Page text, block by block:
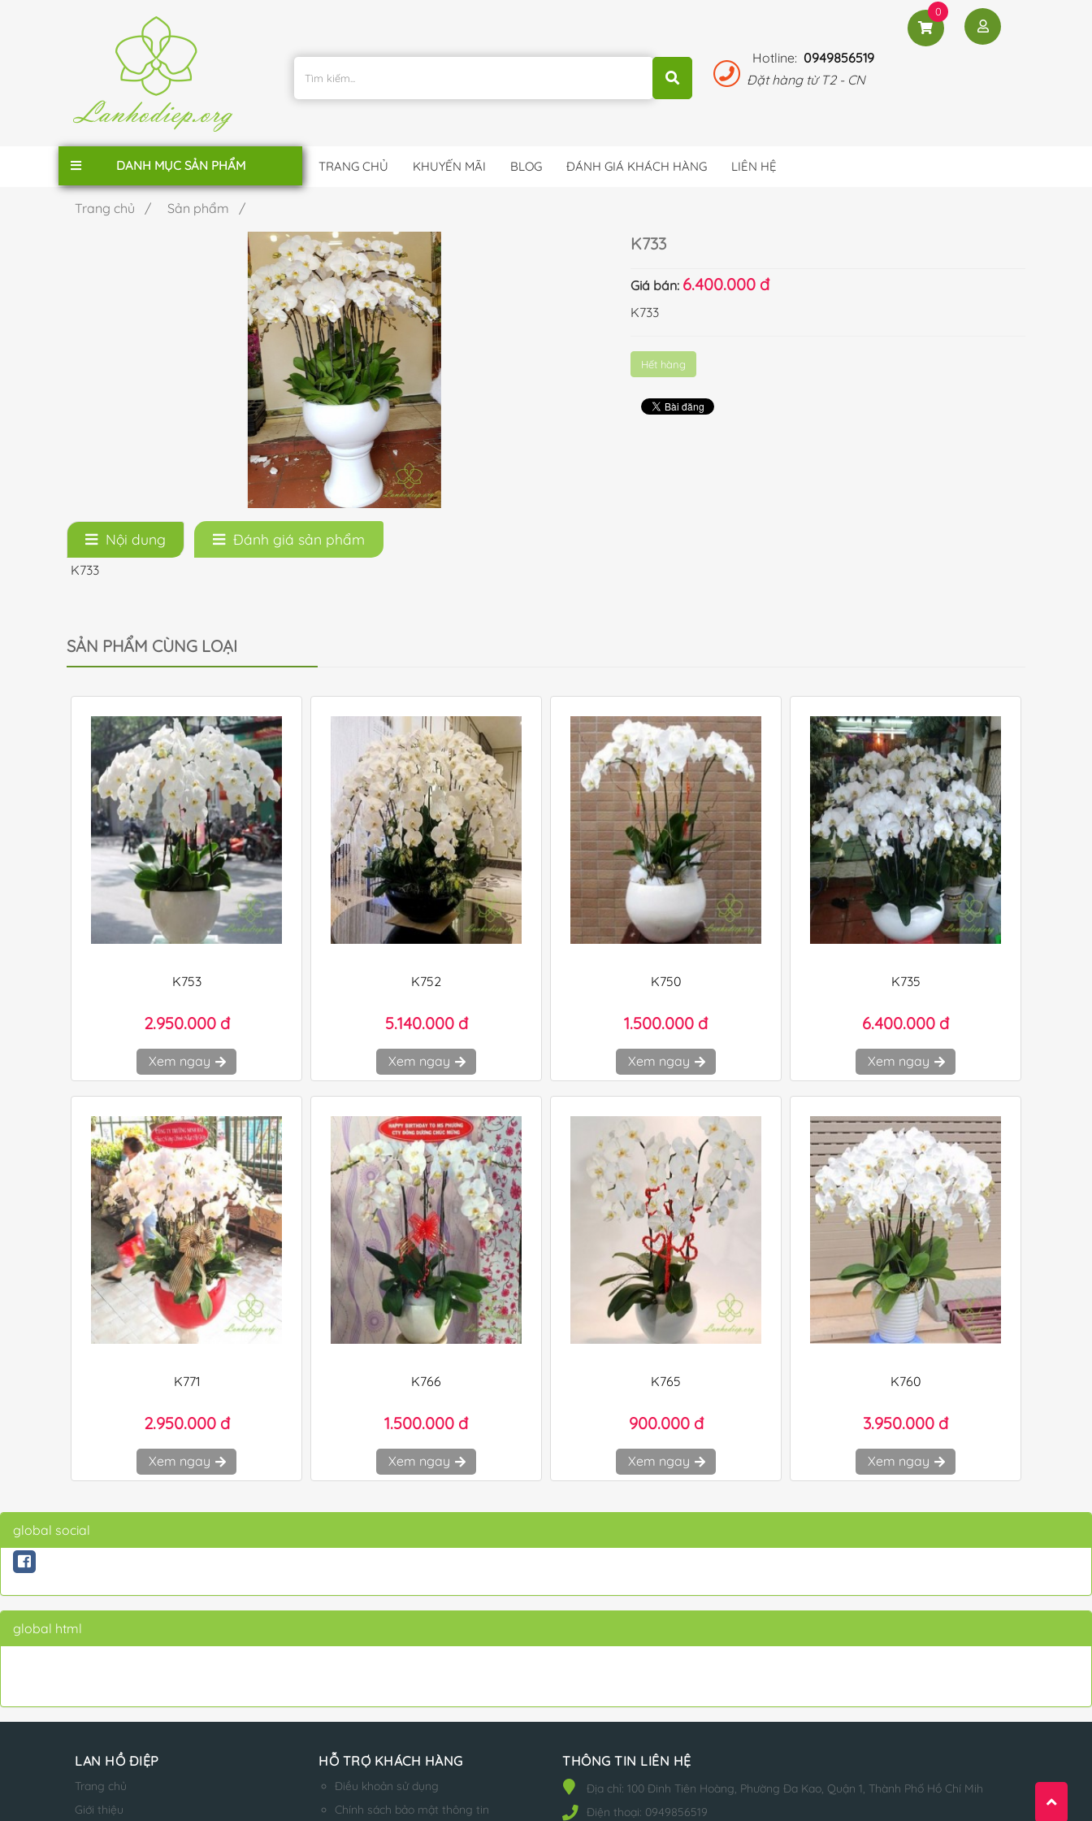
Hotline: 0949856519
Đặt hàng từ T2 - CN
0
TRANG CHỦ KHUYẾN MÃI BLOG ĐÁNH GIÁ KHÁCH HÀNG LIÊN HỆ
DANH MỤC SẢN PHẨM
Trang chủ / Sản phẩm /
K733
Giá bán: 6.400.000 đ
K733
Hết hàng
Nội dung Đánh giá sản phẩm
K733
SẢN PHẨM CÙNG LOẠI
K753
2.950.000 đ
Xem ngay
K752
5.140.000 đ
Xem ngay
K750
1.500.000 đ
Xem ngay
K735
6.400.000 đ
Xem ngay
K771
2.950.000 đ
Xem ngay
K766
1.500.000 đ
Xem ngay
K765
900.000 đ
Xem ngay
K760
3.950.000 đ
Xem ngay
global social
global html
LAN HỒ ĐIỆP
Trang chủ
Giới thiệu
HỖ TRỢ KHÁCH HÀNG
Điều khoản sử dụng
Chính sách bảo mật thông tin
THÔNG TIN LIÊN HỆ
Địa chỉ: 100 Đinh Tiên Hoàng, Phường Đa Kao, Quận 1, Thành Phố Hồ Chí Mih
Điện thoại: 0949856519